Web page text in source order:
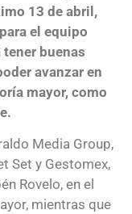
13 de abril,
el equipo
buenas
avanzar en
mayor, como
Media Group,
Set y Gestomex,
Rovelo, en el
mientras que